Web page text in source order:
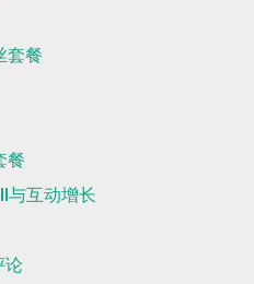
套餐
餐
与互动增长
论